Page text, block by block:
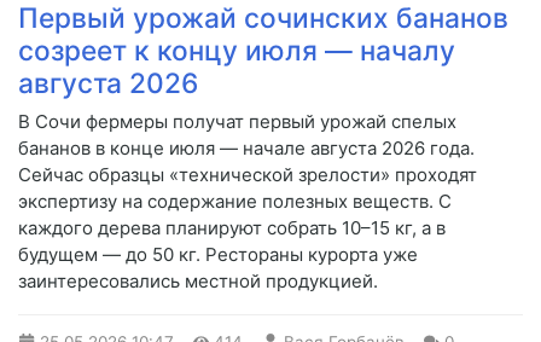
Первый урожай сочинских бананов
созреет к концу июля — началу
августа 2026
В Сочи фермеры получат первый урожай спелых
бананов в конце июля — начале августа 2026 года.
Сейчас образцы «технической зрелости» проходят
экспертизу на содержание полезных веществ. С
каждого дерева планируют собрать 10–15 кг, а в
будущем — до 50 кг. Рестораны курорта уже
заинтересовались местной продукцией.